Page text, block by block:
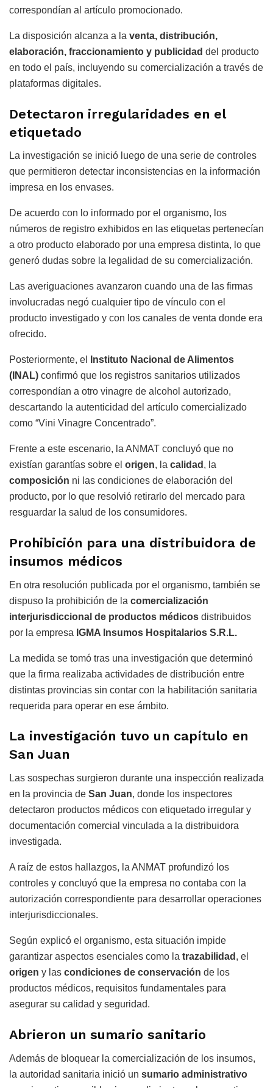
correspondían al artículo promocionado.
La disposición alcanza a la venta, distribución,
elaboración, fraccionamiento y publicidad del producto
en todo el país, incluyendo su comercialización a través de
plataformas digitales.
Detectaron irregularidades en el
etiquetado
La investigación se inició luego de una serie de controles
que permitieron detectar inconsistencias en la información
impresa en los envases.
De acuerdo con lo informado por el organismo, los
números de registro exhibidos en las etiquetas pertenecían
a otro producto elaborado por una empresa distinta, lo que
generó dudas sobre la legalidad de su comercialización.
Las averiguaciones avanzaron cuando una de las firmas
involucradas negó cualquier tipo de vínculo con el
producto investigado y con los canales de venta donde era
ofrecido.
Posteriormente, el
Instituto Nacional de Alimentos
(INAL) confirmó que los registros sanitarios utilizados
correspondían a otro vinagre de alcohol autorizado,
descartando la autenticidad del artículo comercializado
como “Vini Vinagre Concentrado”.
Frente a este escenario, la ANMAT concluyó que no
existían garantías sobre el origen, la calidad , la
composición ni las condiciones de elaboración del
producto, por lo que resolvió retirarlo del mercado para
resguardar la salud de los consumidores.
Prohibición para una distribuidora de
insumos médicos
En otra resolución publicada por el organismo, también se
dispuso la prohibición de la comercialización
interjurisdiccional de productos médicos distribuidos
por la empresa IGMA Insumos Hospitalarios S.R.L.
La medida se tomó tras una investigación que determinó
que la firma realizaba actividades de distribución entre
distintas provincias sin contar con la habilitación sanitaria
requerida para operar en ese ámbito.
La investigación tuvo un capítulo en
San Juan
Las sospechas surgieron durante una inspección realizada
en la provincia de San Juan, donde los inspectores
detectaron productos médicos con etiquetado irregular y
documentación comercial vinculada a la distribuidora
investigada.
A raíz de estos hallazgos, la ANMAT profundizó los
controles y concluyó que la empresa no contaba con la
autorización correspondiente para desarrollar operaciones
interjurisdiccionales.
Según explicó el organismo, esta situación impide
garantizar aspectos esenciales como la trazabilidad , el
origen y las condiciones de conservación de los
productos médicos, requisitos fundamentales para
asegurar su calidad y seguridad.
Abrieron un sumario sanitario
Además de bloquear la comercialización de los insumos,
la autoridad sanitaria inició un sumario administrativo